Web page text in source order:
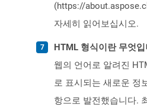
(https://
자세히 읽어보십시오.
HTML 형식이란 무엇입
웹의 언어로 알려진
로 표시되는 새로운 정
항으로 발전했습니다.